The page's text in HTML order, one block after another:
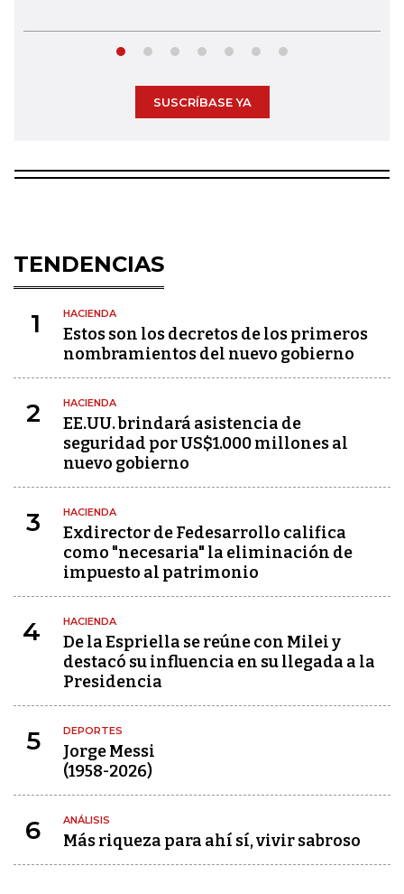
SUSCRÍBASE YA
TENDENCIAS
1 HACIENDA
Estos son los decretos de los primeros
nombramientos del nuevo gobierno
2 HACIENDA
EE.UU. brindará asistencia de
seguridad por US$1.000 millones al
nuevo gobierno
3 HACIENDA
Exdirector de Fedesarrollo califica
como "necesaria" la eliminación de
impuesto al patrimonio
4 HACIENDA
De la Espriella se reúne con Milei y
destacó su influencia en su llegada a la
Presidencia
5 DEPORTES
Jorge Messi
(1958-2026)
6 ANÁLISIS
Más riqueza para ahí sí, vivir sabroso